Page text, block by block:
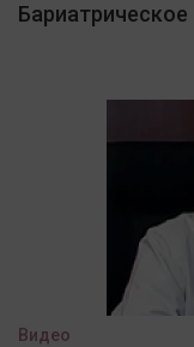
Бариатрическое
Видео